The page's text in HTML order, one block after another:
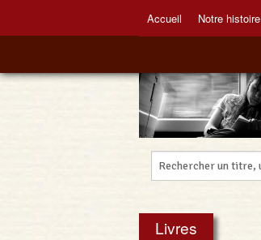
Accueil Notre histoire
Livres